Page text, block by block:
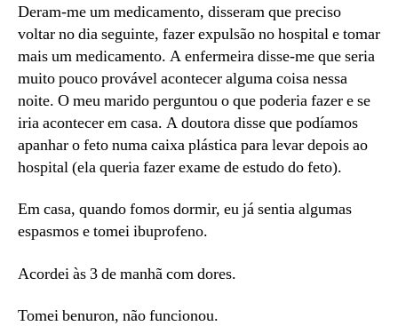
Deram-me um medicamento, disseram que preciso
voltar no dia seguinte, fazer expulsão no hospital e tomar
mais um medicamento. A enfermeira disse-me que seria
muito pouco provável acontecer alguma coisa nessa
noite. O meu marido perguntou o que poderia fazer e se
iria acontecer em casa. A doutora disse que podíamos
apanhar o feto numa caixa plástica para levar depois ao
hospital (ela queria fazer exame de estudo do feto).
Em casa, quando fomos dormir, eu já sentia algumas
espasmos e tomei ibuprofeno.
Acordei às 3 de manhã com dores.
Tomei benuron, não funcionou.